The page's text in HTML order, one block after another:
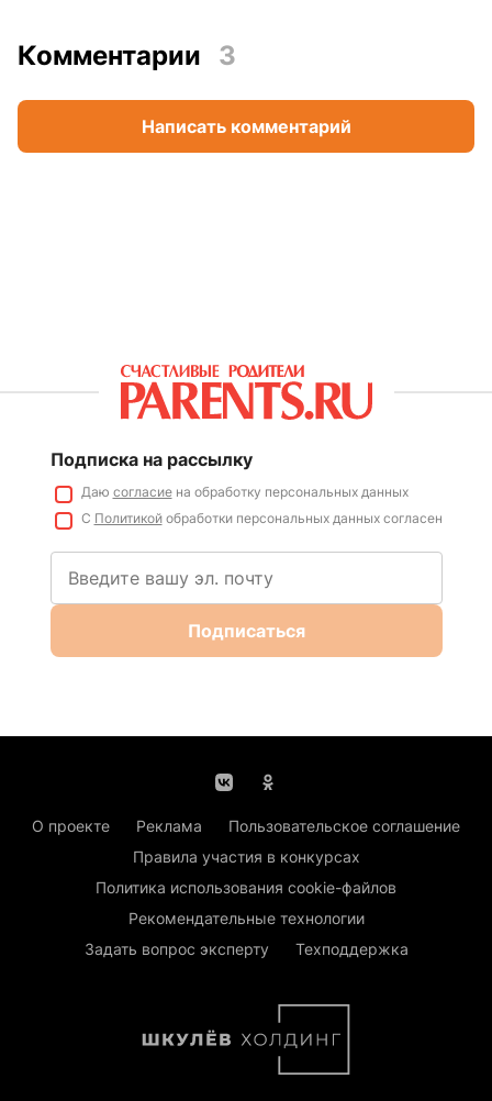
Комментарии 3
Написать комментарий
Подписка на рассылку
Даю согласиена обработку персональных данных
С Политикойобработки персональных данных согласен
Подписаться
О проекте Реклама
Пользовательское соглашение
Правила участия в конкурсах
Политика использования cookie-файлов
Рекомендательные технологии
Задать вопрос эксперту
Техподдержка